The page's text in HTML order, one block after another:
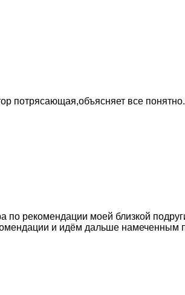
потрясающая,объясняет все
по рекомендации моей близкой
и идём дальше намеченным